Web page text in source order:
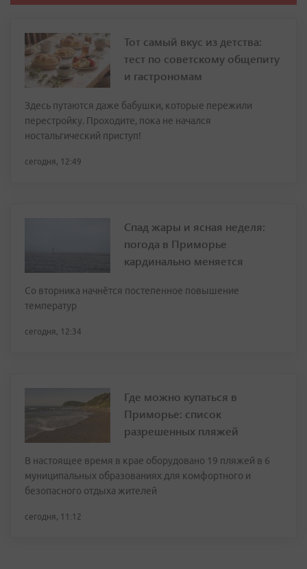
Тот самый вкус из детства:
тест по советскому общепиту
и гастрономам
Здесь путаются даже бабушки, которые пережили
перестройку. Проходите, пока не начался
ностальгический приступ!
сегодня, 12:49
Спад жары и ясная неделя:
погода в Приморье
кардинально меняется
Со вторника начнётся постепенное повышение
температур
сегодня, 12:34
Где можно купаться в
Приморье: список
разрешенных пляжей
В настоящее время в крае оборудовано 19 пляжей в 6
муниципальных образованиях для комфортного и
безопасного отдыха жителей
сегодня, 11:12